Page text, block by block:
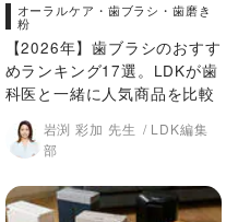
オーラルケア・歯ブラシ・歯磨き
粉
【2026年】歯ブラシのおすす
めランキング17選。LDKが歯
科医と一緒に人気商品を比較
岩渕 彩加 先生
LDK編集
部